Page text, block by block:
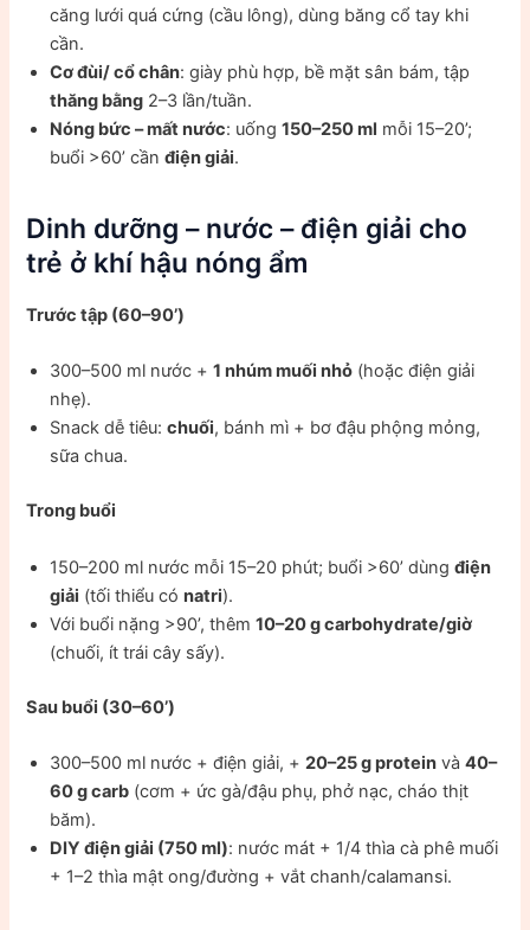
căng lưới quá cứng (cầu lông), dùng băng cổ tay khi
cần.
Cơ đùi/ cổ chân: giày phù hợp, bề mặt sân bám, tập
thăng bằng 2–3 lần/tuần.
Nóng bức – mất nước: uống150–250 ml mỗi 15–20’;
buổi >60’ cầnđiện giải.
Dinh dưỡng – nước – điện giải cho
trẻ ở khí hậu nóng ẩm
Trước tập (60–90’)
300–500 ml nước +1 nhúm muối nhỏ (hoặc điện giải
nhẹ).
Snack dễ tiêu:chuối, bánh mì + bơ đậu phộng mỏng,
sữa chua.
Trong buổi
150–200 ml nước mỗi 15–20 phút; buổi >60’ dùngđiện
giải (tối thiểu cónatri).
Với buổi nặng >90’, thêm10–20 g carbohydrate/giờ
(chuối, ít trái cây sấy).
Sau buổi (30–60’)
300–500 ml nước + điện giải, +20–25 g protein và40–
60 g carb (cơm + ức gà/đậu phụ, phở nạc, cháo thịt
băm).
DIY điện giải (750 ml): nước mát + 1/4 thìa cà phê muối
+ 1–2 thìa mật ong/đường + vắt chanh/calamansi.